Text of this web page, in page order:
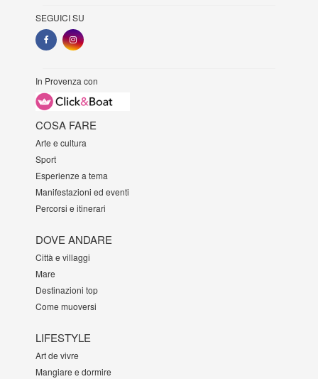
SEGUICI SU
In Provenza con
COSA FARE
Arte e cultura
Sport
Esperienze a tema
Manifestazioni ed eventi
Percorsi e itinerari
DOVE ANDARE
Città e villaggi
Mare
Destinazioni top
Come muoversi
LIFESTYLE
Art de vivre
Mangiare e dormire